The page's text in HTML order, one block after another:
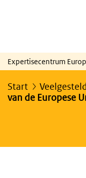
Expertisecentrum
Start
van de Europese